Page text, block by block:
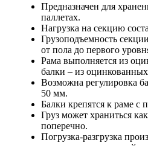
Предназначен для
паллетах.
Нагрузка на секцию
Грузоподъемность
от пола до первого
Рама выполняется из
балки – из
Возможна регулировка
50 мм.
Балки крепятся к раме с
Груз может храниться
поперечно.
Погрузка-разгрузка